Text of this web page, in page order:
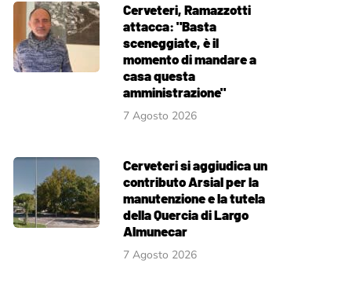
Cerveteri, Ramazzotti
attacca: "Basta
sceneggiate, è il
momento di mandare a
casa questa
amministrazione"
7 Agosto 2026
Cerveteri si aggiudica un
contributo Arsial per la
manutenzione e la tutela
della Quercia di Largo
Almunecar
7 Agosto 2026